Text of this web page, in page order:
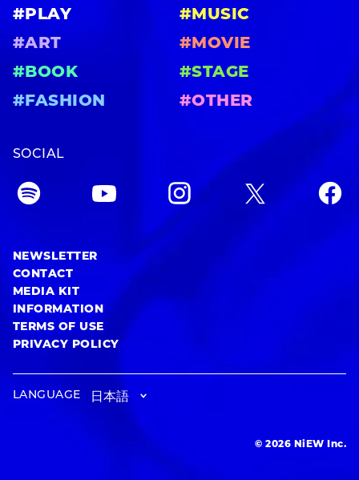
#PLAY
#MUSIC
#ART
#MOVIE
#BOOK
#STAGE
#FASHION
#OTHER
SOCIAL
NEWSLETTER
CONTACT
MEDIA KIT
INFORMATION
TERMS OF USE
PRIVACY POLICY
LANGUAGE
© 2026 NiEW Inc.